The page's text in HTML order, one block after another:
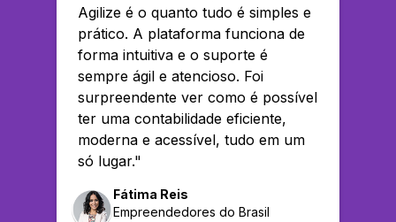
Agilize é o quanto tudo é simples e
prático. A plataforma funciona de
forma intuitiva e o suporte é
sempre ágil e atencioso. Foi
surpreendente ver como é possível
ter uma contabilidade eficiente,
moderna e acessível, tudo em um
só lugar."
Fátima Reis
Empreendedores do Brasil